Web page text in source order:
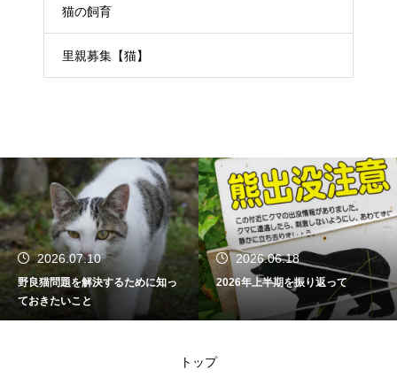
猫の飼育
里親募集【猫】
2026.06.18
2026年上半期を振り返って
2026.01.08
新年のご挨拶
トップ